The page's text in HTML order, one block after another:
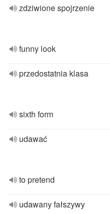
zdziwione spojrzenie
funny look
przedostatnia klasa
sixth form
udawać
to pretend
udawany fałszywy